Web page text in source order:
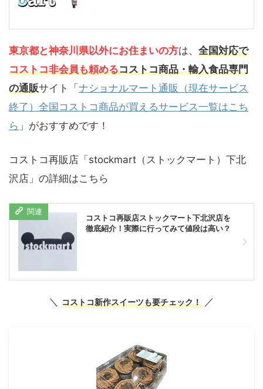
東京都と神奈川県以外にお住まいの方は、 全国対応で
コストコ非会員も頼めるコストコ商品・輸入食品専門
の通販サイト「 ナショナルマート通販（現在サービス
終了）全国コストコ商品が買えるサービス一覧はこち
ら 」がおすすめです！
コストコ再販店「stockmart（ストックマート）下北
沢店」の詳細はこちら
コストコ再販店ストックマート下北沢店を
徹底紹介！実際に行ってみて値段は高い？
＼ コストコ新作スイーツも要チェック！ ／